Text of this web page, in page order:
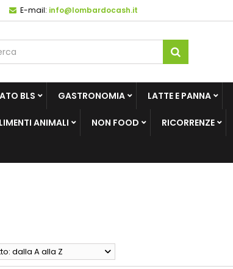
E-mail: info@lombardocash.it
BLS GASTRONOMIA LATTE E PANNA
ANIMALI NON FOOD RICORRENZE
dalla A alla Z